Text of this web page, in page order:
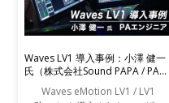
Waves LV1 導入事例：小澤 健一
氏（株式会社Sound PAPA / PAエ
Waves eMotion LV1 / LV1